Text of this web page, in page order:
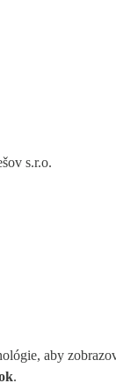
s.r.o.
aby
.